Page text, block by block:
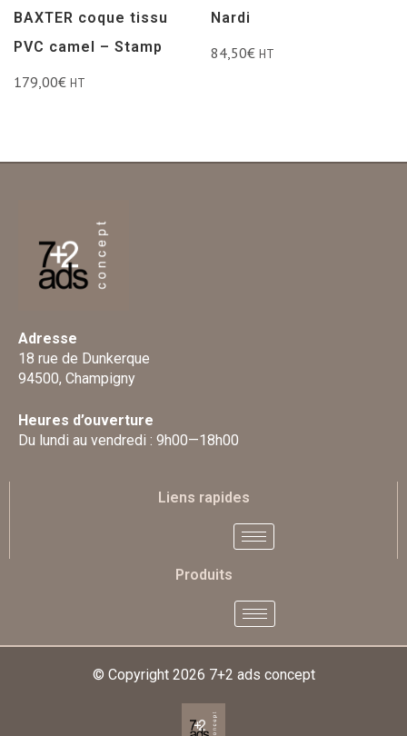
BAXTER coque tissu
PVC camel – Stamp
179,00€ HT
Nardi
84,50€ HT
Adresse
18 rue de Dunkerque
94500, Champigny
Heures d’ouverture
Du lundi au vendredi : 9h00—18h00
Liens rapides
Produits
© Copyright 2026 7+2 ads concept